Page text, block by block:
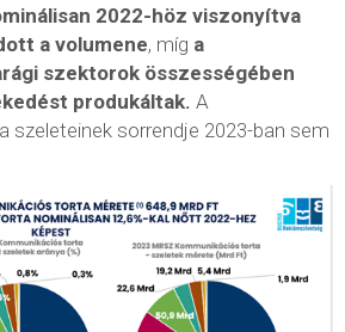
2022-höz viszonyítva
a volumene, míg a
szektorok összességében
produkáltak. A
szeleteinek sorrendje 2023-ban sem